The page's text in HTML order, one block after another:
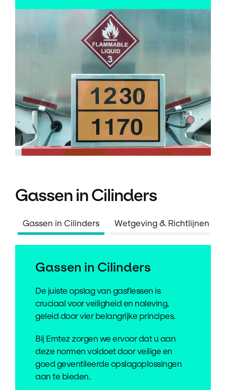
Gassen in Cilinders
Gassen in Cilinders Wetgeving & Richtlijnen
Gassen in Cilinders
De juiste opslag van gasflessen is
cruciaal voor veiligheid en naleving,
geleid door vier belangrijke principes.
Bij Emtez zorgen we ervoor dat u aan
deze normen voldoet door veilige en
goed geventileerde opslagoplossingen
aan te bieden.